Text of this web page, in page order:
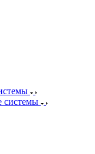
системы